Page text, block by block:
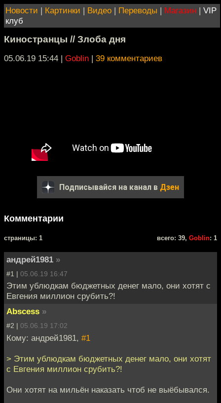
Новости | Картинки | Видео | Переводы | Магазин | VIP
клуб
Киностранцы // Злоба дня
05.06.19 15:44 | Goblin | 39 комментариев
Подписывайся на канал в Дзен
Комментарии
cтраницы: 1 всего: 39, Goblin: 1
андрей1981 »
#1 | 05.06.19 16:47
Этим ублюдкам бюджетных денег мало, они хотят с
Евгения миллион срубить?!
Abscess »
#2 | 05.06.19 17:02
Кому: андрей1981, #1
> Этим ублюдкам бюджетных денег мало, они хотят
с Евгения миллион срубить?!
Они хотят на мильён наказать чтоб не выёбывался.